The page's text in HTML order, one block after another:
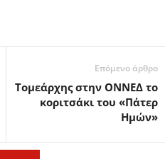
Επόμενο άρθρο
Tομεάρχης στην ΟΝΝΕΔ το
κοριτσάκι του «Πάτερ
Ημών»